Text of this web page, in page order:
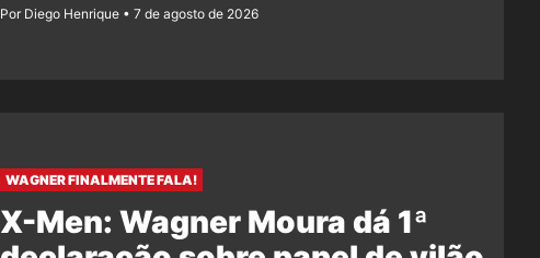
Por Diego Henrique 7 de agosto de 2026
WAGNER FINALMENTE FALA!
X-Men: Wagner Moura dá 1ª